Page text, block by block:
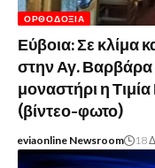
ΟΡΘΟΔΟΞΊΑ
Εύβοια: Σε κλίμα
στην Αγ. Βαρβάρα
μοναστήρι η
(βίντεο-φωτο)
eviaonline Newsroom 18